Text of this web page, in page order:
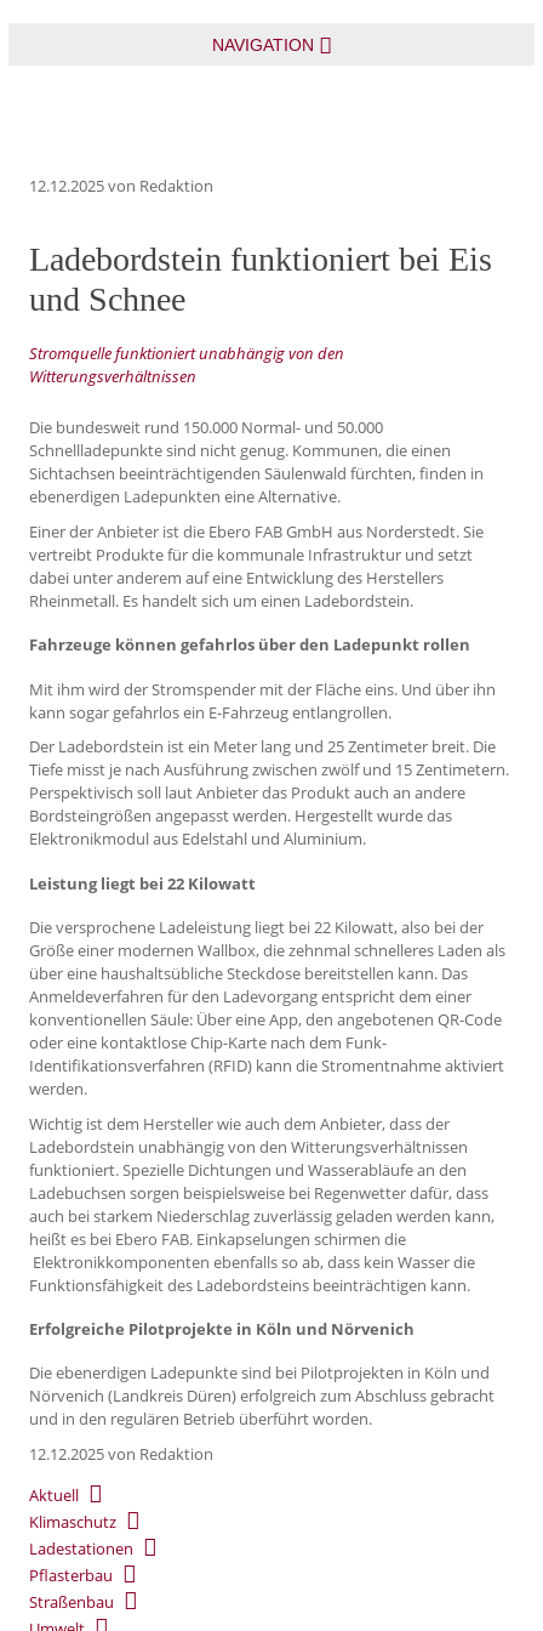
NAVIGATION
12.12.2025von Redaktion
Ladebordstein funktioniert bei Eis
und Schnee
Stromquelle funktioniert unabhängig von den
Witterungsverhältnissen
Die bundesweit rund 150.000 Normal- und 50.000
Schnellladepunkte sind nicht genug. Kommunen, die einen
Sichtachsen beeinträchtigenden Säulenwald fürchten, finden in
ebenerdigen Ladepunkten eine Alternative.
Einer der Anbieter ist die Ebero FAB GmbH aus Norderstedt. Sie
vertreibt Produkte für die kommunale Infrastruktur und setzt
dabei unter anderem auf eine Entwicklung des Herstellers
Rheinmetall. Es handelt sich um einen Ladebordstein.
Fahrzeuge können gefahrlos über den Ladepunkt rollen
Mit ihm wird der Stromspender mit der Fläche eins. Und über ihn
kann sogar gefahrlos ein E-Fahrzeug entlangrollen.
Der Ladebordstein ist ein Meter lang und 25 Zentimeter breit. Die
Tiefe misst je nach Ausführung zwischen zwölf und 15 Zentimetern.
Perspektivisch soll laut Anbieter das Produkt auch an andere
Bordsteingrößen angepasst werden. Hergestellt wurde das
Elektronikmodul aus Edelstahl und Aluminium.
Leistung liegt bei 22 Kilowatt
Die versprochene Ladeleistung liegt bei 22 Kilowatt, also bei der
Größe einer modernen Wallbox, die zehnmal schnelleres Laden als
über eine haushaltsübliche Steckdose bereitstellen kann. Das
Anmeldeverfahren für den Ladevorgang entspricht dem einer
konventionellen Säule: Über eine App, den angebotenen QR-Code
oder eine kontaktlose Chip-Karte nach dem Funk-
Identifikationsverfahren (RFID) kann die Stromentnahme aktiviert
werden.
Wichtig ist dem Hersteller wie auch dem Anbieter, dass der
Ladebordstein unabhängig von den Witterungsverhältnissen
funktioniert. Spezielle Dichtungen und Wasserabläufe an den
Ladebuchsen sorgen beispielsweise bei Regenwetter dafür, dass
auch bei starkem Niederschlag zuverlässig geladen werden kann,
heißt es bei Ebero FAB. Einkapselungen schirmen die
Elektronikkomponenten ebenfalls so ab, dass kein Wasser die
Funktionsfähigkeit des Ladebordsteins beeinträchtigen kann.
Erfolgreiche Pilotprojekte in Köln und Nörvenich
Die ebenerdigen Ladepunkte sind bei Pilotprojekten in Köln und
Nörvenich (Landkreis Düren) erfolgreich zum Abschluss gebracht
und in den regulären Betrieb überführt worden.
12.12.2025von Redaktion
Aktuell
Klimaschutz
Ladestationen
Pflasterbau
Straßenbau